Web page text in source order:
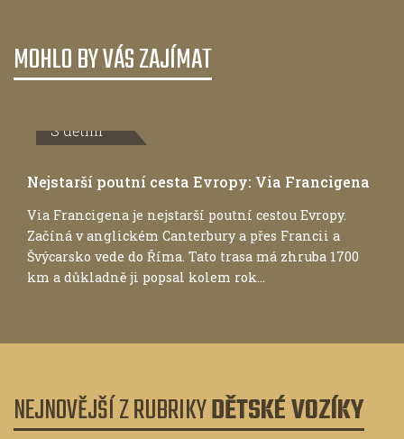
MOHLO BY VÁS ZAJÍMAT
S dětmi
Nejstarší poutní cesta Evropy: Via Francigena
Via Francigena je nejstarší poutní cestou Evropy.
Začíná v anglickém Canterbury a přes Francii a
Švýcarsko vede do Říma. Tato trasa má zhruba 1700
km a důkladně ji popsal kolem rok...
NEJNOVĚJŠÍ Z RUBRIKYDĚTSKÉ VOZÍKY